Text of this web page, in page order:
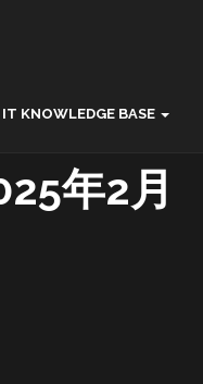
IT KNOWLEDGE BASE
年2月